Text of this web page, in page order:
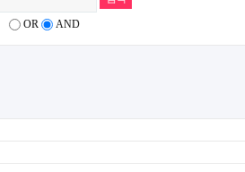
OR AND